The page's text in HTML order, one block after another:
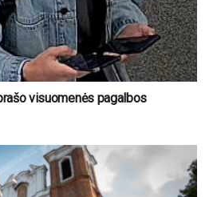
visuomenės pagalbos